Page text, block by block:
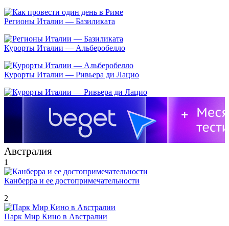
Регионы Италии — Базиликата
Курорты Италии — Альберобелло
Курорты Италии — Ривьера ди Лацио
Австралия
1
Канберра и ее достопримечательности
2
Парк Мир Кино в Австралии